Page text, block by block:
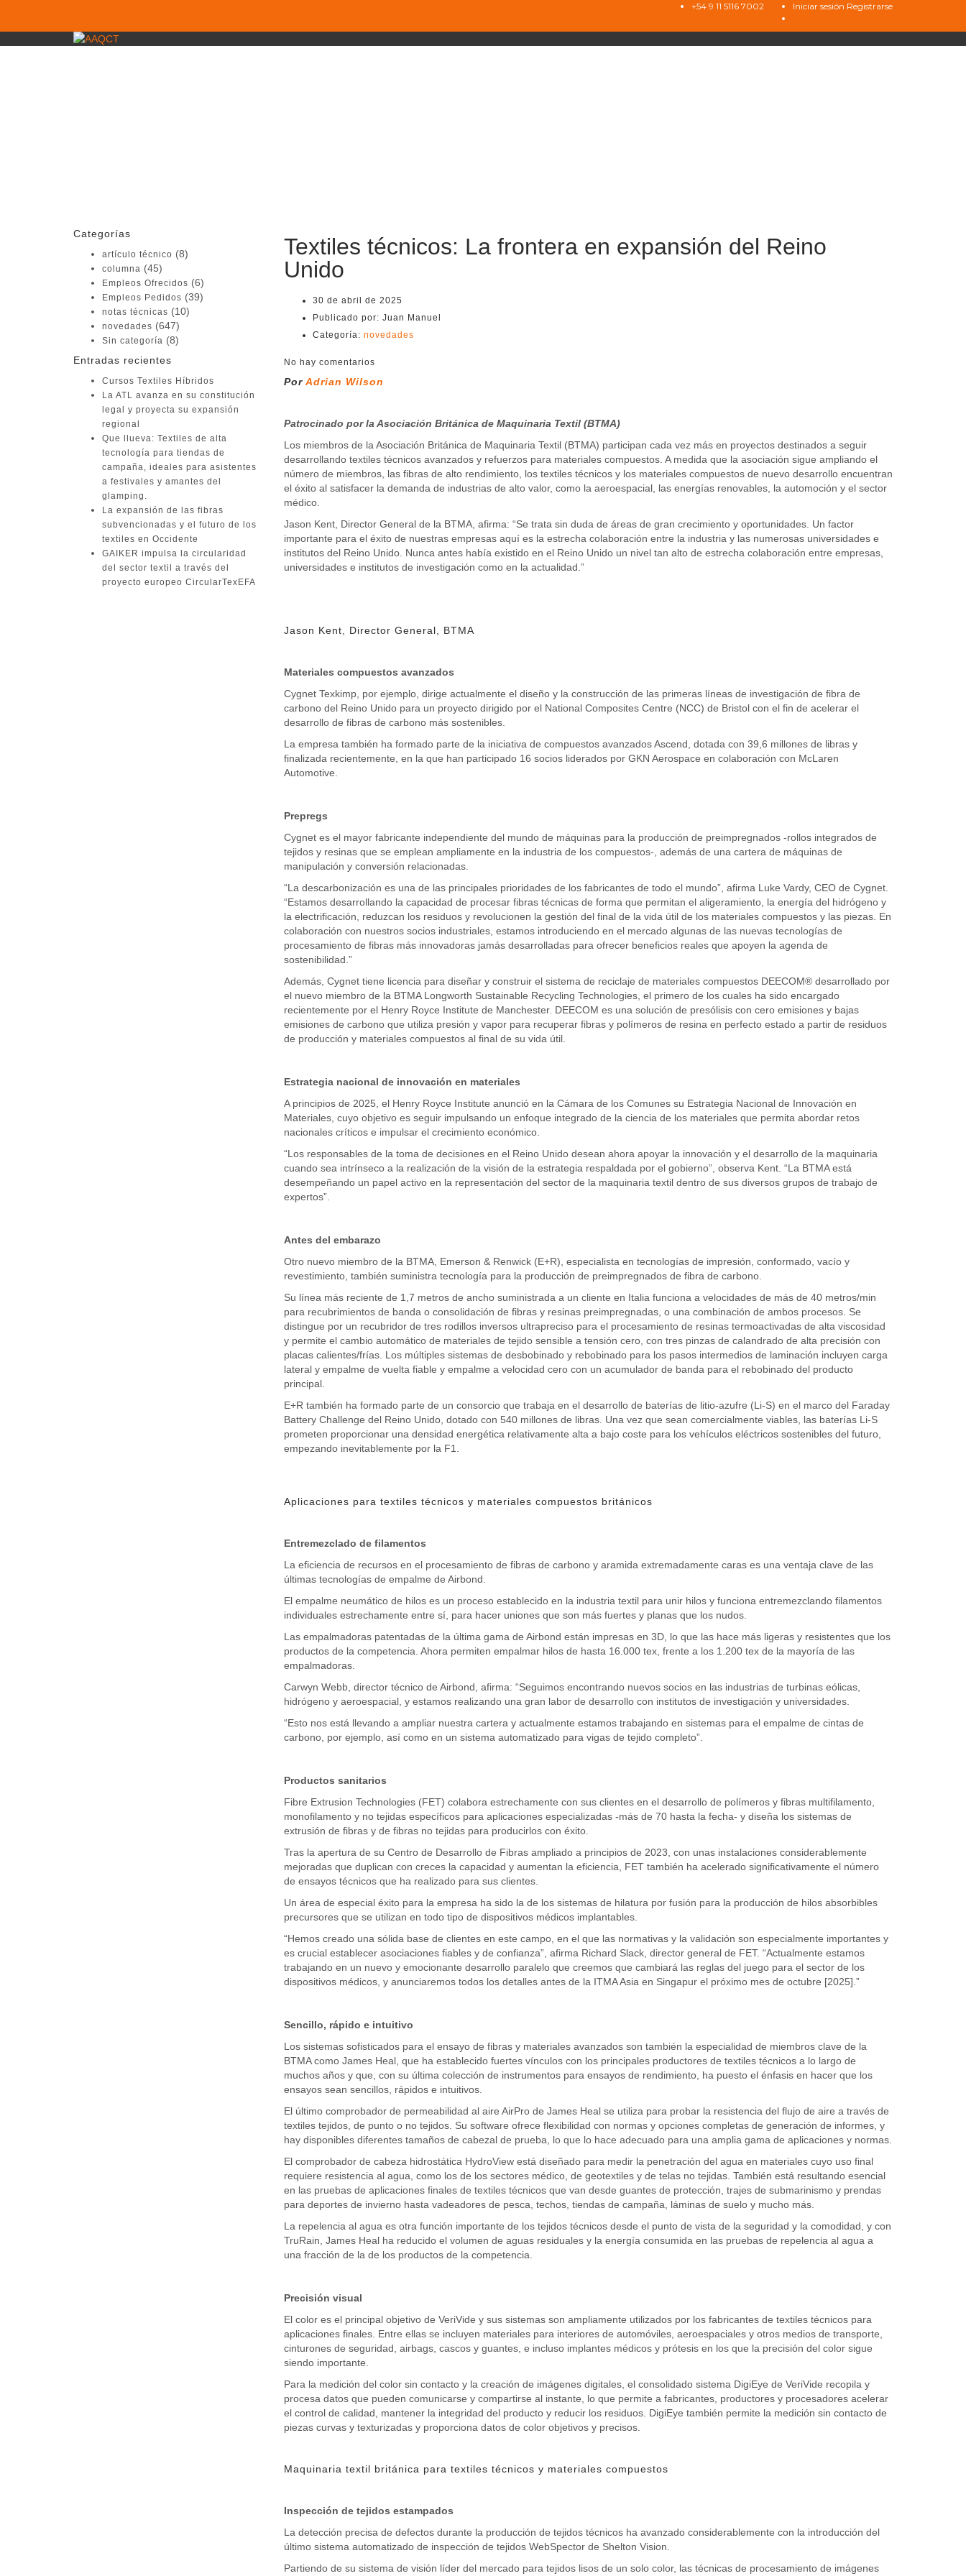
Iniciar sesión Registrarse
+54 9 11 5116 7002
Textiles técnicos: La frontera en expansión del Reino
Unido
30 de abril de 2025
Publicado por: Juan Manuel
Categoría: novedades
No hay comentarios
Por Adrian Wilson
Patrocinado por la Asociación Británica de Maquinaria Textil (BTMA)
Los miembros de la Asociación Británica de Maquinaria Textil (BTMA) participan cada vez más en proyectos destinados a seguir
desarrollando textiles técnicos avanzados y refuerzos para materiales compuestos. A medida que la asociación sigue ampliando el
número de miembros, las fibras de alto rendimiento, los textiles técnicos y los materiales compuestos de nuevo desarrollo encuentran
el éxito al satisfacer la demanda de industrias de alto valor, como la aeroespacial, las energías renovables, la automoción y el sector
médico.
Jason Kent, Director General de la BTMA, afirma: “Se trata sin duda de áreas de gran crecimiento y oportunidades. Un factor
importante para el éxito de nuestras empresas aquí es la estrecha colaboración entre la industria y las numerosas universidades e
institutos del Reino Unido. Nunca antes había existido en el Reino Unido un nivel tan alto de estrecha colaboración entre empresas,
universidades e institutos de investigación como en la actualidad.”
Jason Kent, Director General, BTMA
Materiales compuestos avanzados
Cygnet Texkimp, por ejemplo, dirige actualmente el diseño y la construcción de las primeras líneas de investigación de fibra de
carbono del Reino Unido para un proyecto dirigido por el National Composites Centre (NCC) de Bristol con el fin de acelerar el
desarrollo de fibras de carbono más sostenibles.
La empresa también ha formado parte de la iniciativa de compuestos avanzados Ascend, dotada con 39,6 millones de libras y
finalizada recientemente, en la que han participado 16 socios liderados por GKN Aerospace en colaboración con McLaren
Automotive.
Prepregs
Cygnet es el mayor fabricante independiente del mundo de máquinas para la producción de preimpregnados -rollos integrados de
tejidos y resinas que se emplean ampliamente en la industria de los compuestos-, además de una cartera de máquinas de
manipulación y conversión relacionadas.
“La descarbonización es una de las principales prioridades de los fabricantes de todo el mundo”, afirma Luke Vardy, CEO de Cygnet.
“Estamos desarrollando la capacidad de procesar fibras técnicas de forma que permitan el aligeramiento, la energía del hidrógeno y
la electrificación, reduzcan los residuos y revolucionen la gestión del final de la vida útil de los materiales compuestos y las piezas. En
colaboración con nuestros socios industriales, estamos introduciendo en el mercado algunas de las nuevas tecnologías de
procesamiento de fibras más innovadoras jamás desarrolladas para ofrecer beneficios reales que apoyen la agenda de
sostenibilidad.”
Además, Cygnet tiene licencia para diseñar y construir el sistema de reciclaje de materiales compuestos DEECOM® desarrollado por
el nuevo miembro de la BTMA Longworth Sustainable Recycling Technologies, el primero de los cuales ha sido encargado
recientemente por el Henry Royce Institute de Manchester. DEECOM es una solución de presólisis con cero emisiones y bajas
emisiones de carbono que utiliza presión y vapor para recuperar fibras y polímeros de resina en perfecto estado a partir de residuos
de producción y materiales compuestos al final de su vida útil.
Estrategia nacional de innovación en materiales
A principios de 2025, el Henry Royce Institute anunció en la Cámara de los Comunes su Estrategia Nacional de Innovación en
Materiales, cuyo objetivo es seguir impulsando un enfoque integrado de la ciencia de los materiales que permita abordar retos
nacionales críticos e impulsar el crecimiento económico.
“Los responsables de la toma de decisiones en el Reino Unido desean ahora apoyar la innovación y el desarrollo de la maquinaria
cuando sea intrínseco a la realización de la visión de la estrategia respaldada por el gobierno”, observa Kent. “La BTMA está
desempeñando un papel activo en la representación del sector de la maquinaria textil dentro de sus diversos grupos de trabajo de
expertos”.
Antes del embarazo
Otro nuevo miembro de la BTMA, Emerson & Renwick (E+R), especialista en tecnologías de impresión, conformado, vacío y
revestimiento, también suministra tecnología para la producción de preimpregnados de fibra de carbono.
Su línea más reciente de 1,7 metros de ancho suministrada a un cliente en Italia funciona a velocidades de más de 40 metros/min
para recubrimientos de banda o consolidación de fibras y resinas preimpregnadas, o una combinación de ambos procesos. Se
distingue por un recubridor de tres rodillos inversos ultrapreciso para el procesamiento de resinas termoactivadas de alta viscosidad
y permite el cambio automático de materiales de tejido sensible a tensión cero, con tres pinzas de calandrado de alta precisión con
placas calientes/frías. Los múltiples sistemas de desbobinado y rebobinado para los pasos intermedios de laminación incluyen carga
lateral y empalme de vuelta fiable y empalme a velocidad cero con un acumulador de banda para el rebobinado del producto
principal.
E+R también ha formado parte de un consorcio que trabaja en el desarrollo de baterías de litio-azufre (Li-S) en el marco del Faraday
Battery Challenge del Reino Unido, dotado con 540 millones de libras. Una vez que sean comercialmente viables, las baterías Li-S
prometen proporcionar una densidad energética relativamente alta a bajo coste para los vehículos eléctricos sostenibles del futuro,
empezando inevitablemente por la F1.
Aplicaciones para textiles técnicos y materiales compuestos británicos
Entremezclado de filamentos
La eficiencia de recursos en el procesamiento de fibras de carbono y aramida extremadamente caras es una ventaja clave de las
últimas tecnologías de empalme de Airbond.
El empalme neumático de hilos es un proceso establecido en la industria textil para unir hilos y funciona entremezclando filamentos
individuales estrechamente entre sí, para hacer uniones que son más fuertes y planas que los nudos.
Las empalmadoras patentadas de la última gama de Airbond están impresas en 3D, lo que las hace más ligeras y resistentes que los
productos de la competencia. Ahora permiten empalmar hilos de hasta 16.000 tex, frente a los 1.200 tex de la mayoría de las
empalmadoras.
Carwyn Webb, director técnico de Airbond, afirma: “Seguimos encontrando nuevos socios en las industrias de turbinas eólicas,
hidrógeno y aeroespacial, y estamos realizando una gran labor de desarrollo con institutos de investigación y universidades.
“Esto nos está llevando a ampliar nuestra cartera y actualmente estamos trabajando en sistemas para el empalme de cintas de
carbono, por ejemplo, así como en un sistema automatizado para vigas de tejido completo”.
Productos sanitarios
Fibre Extrusion Technologies (FET) colabora estrechamente con sus clientes en el desarrollo de polímeros y fibras multifilamento,
monofilamento y no tejidas específicos para aplicaciones especializadas -más de 70 hasta la fecha- y diseña los sistemas de
extrusión de fibras y de fibras no tejidas para producirlos con éxito.
Tras la apertura de su Centro de Desarrollo de Fibras ampliado a principios de 2023, con unas instalaciones considerablemente
mejoradas que duplican con creces la capacidad y aumentan la eficiencia, FET también ha acelerado significativamente el número
de ensayos técnicos que ha realizado para sus clientes.
Un área de especial éxito para la empresa ha sido la de los sistemas de hilatura por fusión para la producción de hilos absorbibles
precursores que se utilizan en todo tipo de dispositivos médicos implantables.
“Hemos creado una sólida base de clientes en este campo, en el que las normativas y la validación son especialmente importantes y
es crucial establecer asociaciones fiables y de confianza”, afirma Richard Slack, director general de FET. “Actualmente estamos
trabajando en un nuevo y emocionante desarrollo paralelo que creemos que cambiará las reglas del juego para el sector de los
dispositivos médicos, y anunciaremos todos los detalles antes de la ITMA Asia en Singapur el próximo mes de octubre [2025].”
Sencillo, rápido e intuitivo
Los sistemas sofisticados para el ensayo de fibras y materiales avanzados son también la especialidad de miembros clave de la
BTMA como James Heal, que ha establecido fuertes vínculos con los principales productores de textiles técnicos a lo largo de
muchos años y que, con su última colección de instrumentos para ensayos de rendimiento, ha puesto el énfasis en hacer que los
ensayos sean sencillos, rápidos e intuitivos.
El último comprobador de permeabilidad al aire AirPro de James Heal se utiliza para probar la resistencia del flujo de aire a través de
textiles tejidos, de punto o no tejidos. Su software ofrece flexibilidad con normas y opciones completas de generación de informes, y
hay disponibles diferentes tamaños de cabezal de prueba, lo que lo hace adecuado para una amplia gama de aplicaciones y normas.
El comprobador de cabeza hidrostática HydroView está diseñado para medir la penetración del agua en materiales cuyo uso final
requiere resistencia al agua, como los de los sectores médico, de geotextiles y de telas no tejidas. También está resultando esencial
en las pruebas de aplicaciones finales de textiles técnicos que van desde guantes de protección, trajes de submarinismo y prendas
para deportes de invierno hasta vadeadores de pesca, techos, tiendas de campaña, láminas de suelo y mucho más.
La repelencia al agua es otra función importante de los tejidos técnicos desde el punto de vista de la seguridad y la comodidad, y con
TruRain, James Heal ha reducido el volumen de aguas residuales y la energía consumida en las pruebas de repelencia al agua a
una fracción de la de los productos de la competencia.
Precisión visual
El color es el principal objetivo de VeriVide y sus sistemas son ampliamente utilizados por los fabricantes de textiles técnicos para
aplicaciones finales. Entre ellas se incluyen materiales para interiores de automóviles, aeroespaciales y otros medios de transporte,
cinturones de seguridad, airbags, cascos y guantes, e incluso implantes médicos y prótesis en los que la precisión del color sigue
siendo importante.
Para la medición del color sin contacto y la creación de imágenes digitales, el consolidado sistema DigiEye de VeriVide recopila y
procesa datos que pueden comunicarse y compartirse al instante, lo que permite a fabricantes, productores y procesadores acelerar
el control de calidad, mantener la integridad del producto y reducir los residuos. DigiEye también permite la medición sin contacto de
piezas curvas y texturizadas y proporciona datos de color objetivos y precisos.
Maquinaria textil británica para textiles técnicos y materiales compuestos
Inspección de tejidos estampados
La detección precisa de defectos durante la producción de tejidos técnicos ha avanzado considerablemente con la introducción del
último sistema automatizado de inspección de tejidos WebSpector de Shelton Vision.
Partiendo de su sistema de visión líder del mercado para tejidos lisos de un solo color, las técnicas de procesamiento de imágenes
Categorías
artículo técnico (8)
columna (45)
Empleos Ofrecidos (6)
Empleos Pedidos (39)
notas técnicas (10)
novedades (647)
Sin categoría (8)
Entradas recientes
Cursos Textiles Híbridos
La ATL avanza en su constitución
legal y proyecta su expansión
regional
Que llueva: Textiles de alta
tecnología para tiendas de
campaña, ideales para asistentes
a festivales y amantes del
glamping.
La expansión de las fibras
subvencionadas y el futuro de los
textiles en Occidente
GAIKER impulsa la circularidad
del sector textil a través del
proyecto europeo CircularTexEFA